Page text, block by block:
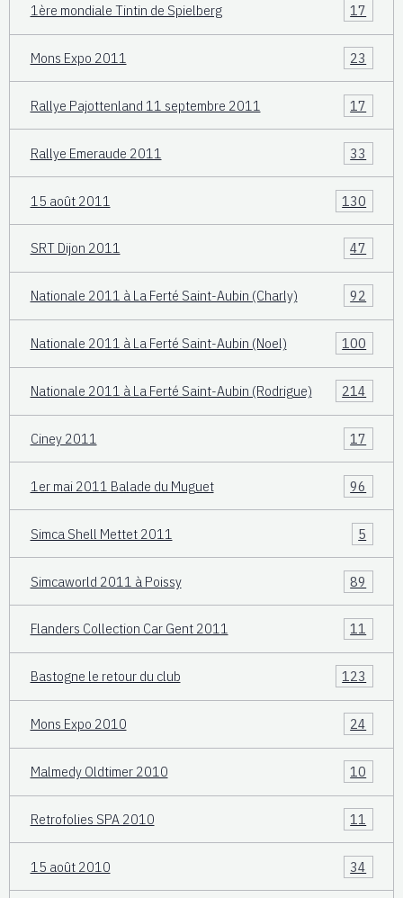
1ère mondiale Tintin de Spielberg 17
Mons Expo 2011 23
Rallye Pajottenland 11 septembre 2011 17
Rallye Emeraude 2011 33
15 août 2011 130
SRT Dijon 2011 47
Nationale 2011 à La Ferté Saint-Aubin (Charly) 92
Nationale 2011 à La Ferté Saint-Aubin (Noel) 100
Nationale 2011 à La Ferté Saint-Aubin (Rodrigue) 214
Ciney 2011 17
1er mai 2011 Balade du Muguet 96
Simca Shell Mettet 2011 5
Simcaworld 2011 à Poissy 89
Flanders Collection Car Gent 2011 11
Bastogne le retour du club 123
Mons Expo 2010 24
Malmedy Oldtimer 2010 10
Retrofolies SPA 2010 11
15 août 2010 34